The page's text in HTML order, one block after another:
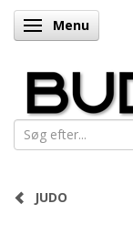
Skifte navigation
Menu
JUDO